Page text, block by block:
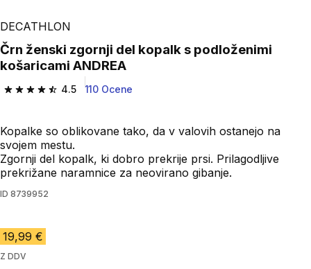
Play Video
DECATHLON
Črn ženski zgornji del kopalk s podloženimi
košaricami ANDREA
4.5
4.5 od 5 zvezdic from 110 ocene
110 Ocene
Kopalke so oblikovane tako, da v valovih ostanejo na
svojem mestu.
Zgornji del kopalk, ki dobro prekrije prsi. Prilagodljive
prekrižane naramnice za neovirano gibanje.
ID 8739952
19,99 €
Z DDV